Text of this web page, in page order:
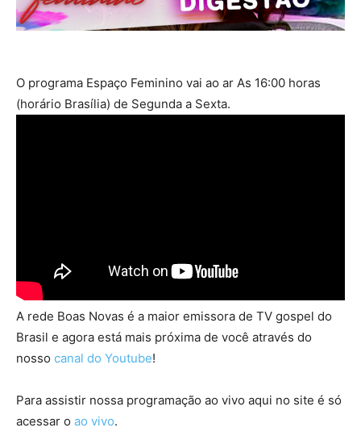
O programa Espaço Feminino vai ao ar As 16:00 horas
(horário Brasília) de Segunda a Sexta.
A rede Boas Novas é a maior emissora de TV gospel do
Brasil e agora está mais próxima de você através do
nosso canal do Youtube!
Para assistir nossa programação ao vivo aqui no site é só
acessar o ao vivo.